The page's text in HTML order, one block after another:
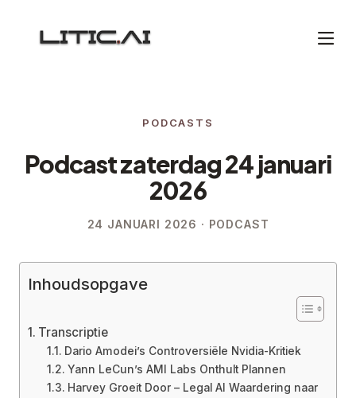
PODCASTS
Podcast zaterdag 24 januari
2026
24 JANUARI 2026 · PODCAST
Inhoudsopgave
Transcriptie
Dario Amodei’s Controversiële Nvidia-Kritiek
Yann LeCun’s AMI Labs Onthult Plannen
Harvey Groeit Door – Legal AI Waardering naar